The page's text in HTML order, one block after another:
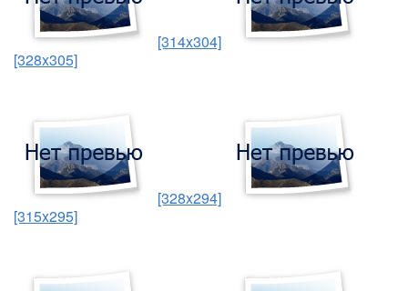
[314x304]
[328x305]
[328x294]
[315x295]